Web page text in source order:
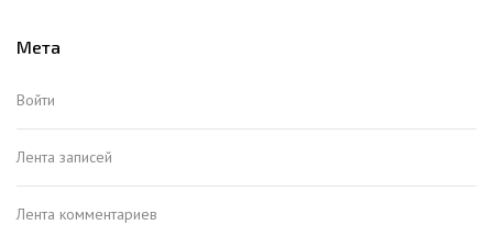
Мета
Войти
Лента записей
Лента комментариев